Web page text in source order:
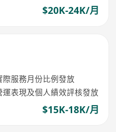
$20K-24K/月
服務月份比例發放
表現及個人績效評核發放
$15K-18K/月